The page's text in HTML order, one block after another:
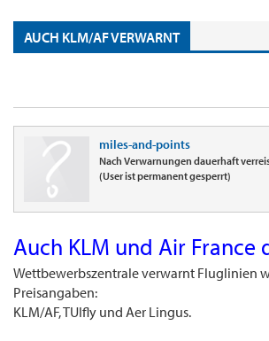
AUCH KLM/AF VERWARNT
miles-and-points
Nach Verwarnungen dauerhaft
(User ist permanent gesperrt)
Auch KLM und Air France
Wettbewerbszentrale verwarnt Fluglinien
Preisangaben:
KLM/AF, TUIfly und Aer Lingus.